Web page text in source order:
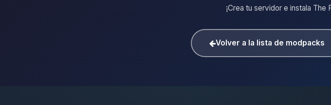
¡Crea tu servidor e instala
Volver a la lista de modpacks